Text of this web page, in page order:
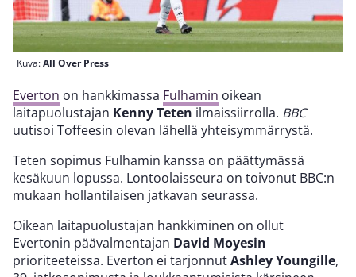
Kuva:All Over Press
Everton on hankkimassa Fulhamin oikean
laitapuolustajan Kenny Teten ilmaissiirrolla. BBC
uutisoi Toffeesin olevan lähellä yhteisymmärrystä.
Teten sopimus Fulhamin kanssa on päättymässä
kesäkuun lopussa. Lontoolaisseura on toivonut BBC:n
mukaan hollantilaisen jatkavan seurassa.
Oikean laitapuolustajan hankkiminen on ollut
Evertonin päävalmentajan David Moyesin
prioriteeteissa. Everton ei tarjonnutAshley Youngille,